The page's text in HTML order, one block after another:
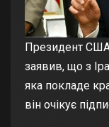
Президент
заявив, що з
яка покладе
він очікує